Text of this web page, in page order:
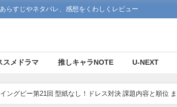
らすじやネタバレ、感想をくわしくレビュー
スメドラマ 推しキャラNOTE U-NEXT
ングビー第21回 型紙なし！ドレス対決 課題内容と順位